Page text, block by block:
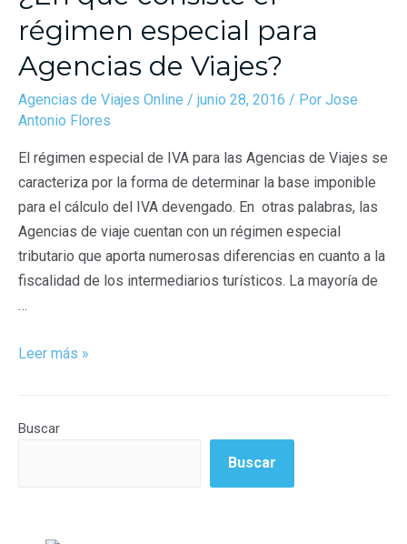
régimen especial para
Agencias de Viajes?
Agencias de Viajes Online / junio 28, 2016 / Por Jose
Antonio Flores
El régimen especial de IVA para las Agencias de Viajes se
caracteriza por la forma de determinar la base imponible
para el cálculo del IVA devengado. En otras palabras, las
Agencias de viaje cuentan con un régimen especial
tributario que aporta numerosas diferencias en cuanto a la
fiscalidad de los intermediarios turísticos. La mayoría de
…
Leer más »
Buscar
Buscar